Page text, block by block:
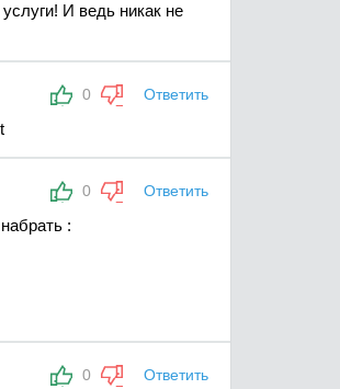
И ведь никак не
0 Ответить
0 Ответить
:
0 Ответить